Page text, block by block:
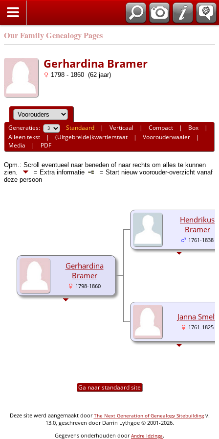
Our Family Genealogy Pages
Gerhardina Bramer
1798 - 1860 (62 jaar)
Generaties: Standaard |Verticaal |Compact | Box |
Alleen tekst |(Uitgebreide)kwartierstaat |Voorouderwaaier |
Media | PDF
Opm.: Scroll eventueel naar beneden of naar rechts om alles te kunnen
zien.
= Extra informatie
= Start nieuw voorouder-overzicht vanaf
deze persoon
Gerhardina
Bramer
1798-1860
Hendrikus
Bramer
1761-1838
Janna Smelt
1761-1825
Ga naar standaard site
Deze site werd aangemaakt doorThe Next Generation of Genealogy Sitebuildingv.
13.0, geschreven door Darrin Lythgoe © 2001-2026.
Gegevens onderhouden doorAndre Idzinga.